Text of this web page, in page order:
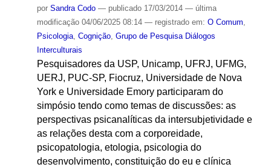
por Sandra Codo — publicado17/03/2014 — última
modificação04/06/2025 08:14 — registrado em: O Comum
Psicologia, Cognição, Grupo de Pesquisa Diálogos
Interculturais
Pesquisadores da USP, Unicamp, UFRJ, UFMG,
UERJ, PUC-SP, Fiocruz, Universidade de Nova
York e Universidade Emory participaram do
simpósio tendo como temas de discussões: as
perspectivas psicanalíticas da intersubjetividade e
as relações desta com a corporeidade,
psicopatologia, etologia, psicologia do
desenvolvimento, constituição do eu e clínica